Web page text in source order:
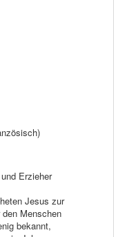
Erzieher
Jesus zur
Menschen
bekannt,